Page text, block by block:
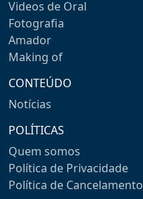
Videos de Oral
Fotografia
Amador
Making of
CONTEÚDO
Notícias
POLÍTICAS
Quem somos
Política de Privacidade
Política de Cancelamento